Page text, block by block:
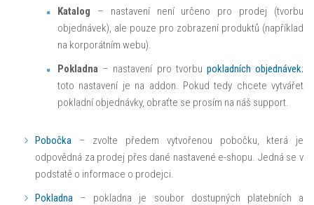
Katalog – nastavení není určeno pro prodej (tvorbu
objednávek), ale pouze pro zobrazení produktů (například
na korporátním webu).
Pokladna – nastavení pro tvorbu pokladních objednávek;
toto nastavení je na addon. Pokud tedy chcete vytvářet
pokladní objednávky, obraťte se prosím na náš support.
Pobočka – zvolte předem vytvořenou pobočku, která je
odpovědná za prodej přes dané nastavené e-shopu. Jedná se v
podstatě o informace o prodejci.
Pokladna – pokladna je soubor dostupných platebních a